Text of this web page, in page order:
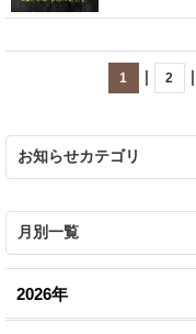
1 | 2 |
お知らせカテゴリ
月別一覧
2026年